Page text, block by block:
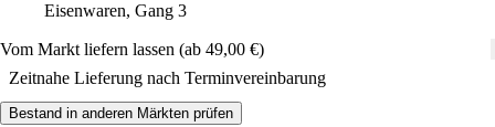
Eisenwaren, Gang 3
Vom Markt liefern lassen (ab 49,00 €)
Zeitnahe Lieferung nach Terminvereinbarung
Bestand in anderen Märkten prüfen